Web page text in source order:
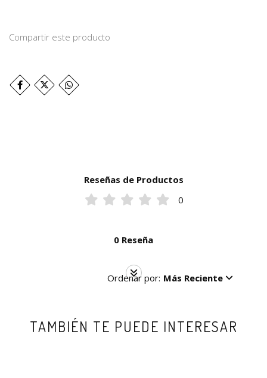
Compartir este producto
Reseñas de Productos
0
0 Reseña
Ordenar por: Más Reciente
TAMBIÉN TE PUEDE INTERESAR